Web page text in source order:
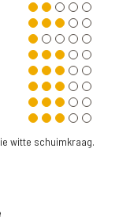
witte schuimkraag.